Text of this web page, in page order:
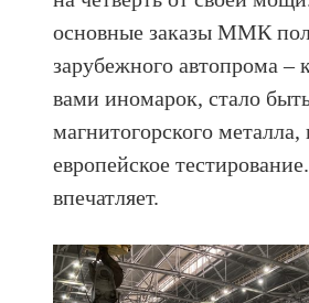
основные заказы ММК
зарубежного автопрома –
вами иномарок, стало
магнитогорского
европейское
впечатляет.